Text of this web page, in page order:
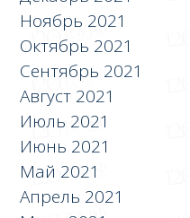
Ноябрь 2021
Октябрь 2021
Сентябрь 2021
Август 2021
Июль 2021
Июнь 2021
Май 2021
Апрель 2021